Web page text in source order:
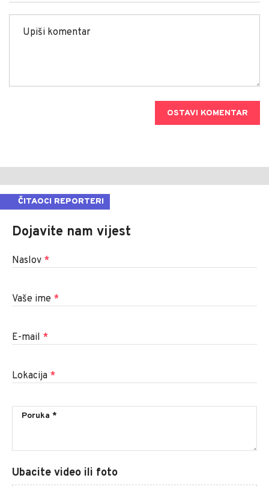
OSTAVI KOMENTAR
ČITAOCI REPORTERI
Dojavite nam vijest
Naslov *
Vaše ime *
E-mail *
Lokacija *
Ubacite video ili foto